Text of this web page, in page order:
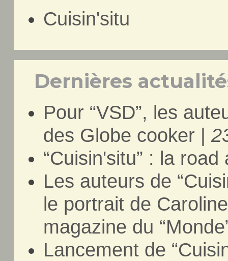
Cuisin'situ
Dernières
Pour “VSD”, les
des Globe cooker |
“Cuisin'situ” : la
Les auteurs de
le portrait de
magazine du
Lancement de